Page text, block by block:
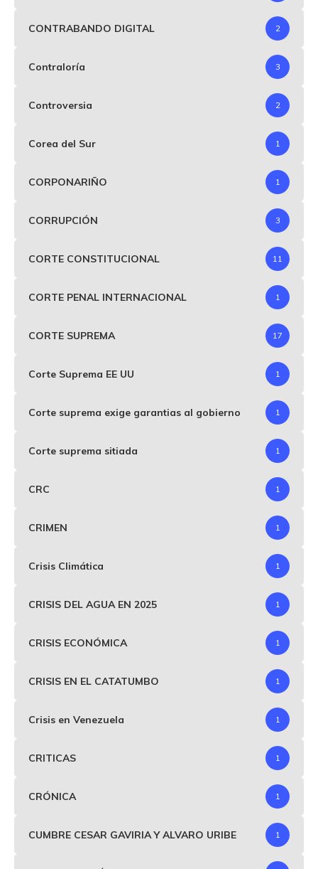
CONTRABANDO DIGITAL 2
Contraloría 3
Controversia 2
Corea del Sur 1
CORPONARIÑO 1
CORRUPCIÓN 3
CORTE CONSTITUCIONAL 11
CORTE PENAL INTERNACIONAL 1
CORTE SUPREMA 17
Corte Suprema EE UU 1
Corte suprema exige garantias al gobierno 1
Corte suprema sitiada 1
CRC 1
CRIMEN 1
Crisis Climática 1
CRISIS DEL AGUA EN 2025 1
CRISIS ECONÓMICA 1
CRISIS EN EL CATATUMBO 1
Crisis en Venezuela 1
CRITICAS 1
CRÓNICA 1
CUMBRE CESAR GAVIRIA Y ALVARO URIBE 1